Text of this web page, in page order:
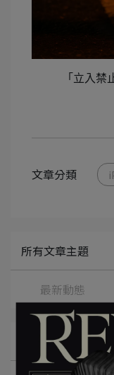
「立入禁
文章分類
所有文章主題
最新動態
文章分類